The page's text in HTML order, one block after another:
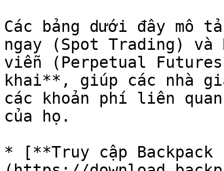
Các bảng dưới đây mô
ngay (Spot Trading) và
viễn (Perpetual
khai**, giúp các nhà
các khoản phí liên
của họ.
* ‍‍[**Truy cập Backpack